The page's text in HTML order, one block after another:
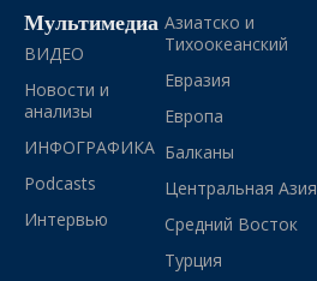
Мультимедиа
ВИДЕО
Новости и
анализы
ИНФОГРАФИКА
Podcasts
Интервью
Азиатско и
Тихоокеанский
Евразия
Европа
Балканы
Центральная Азия
Средний Восток
Турция